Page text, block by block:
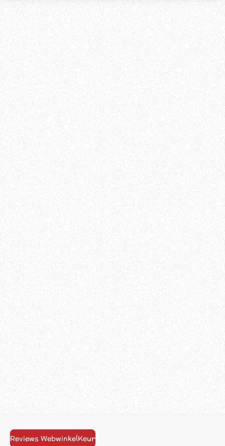
Reviews WebwinkelKeur